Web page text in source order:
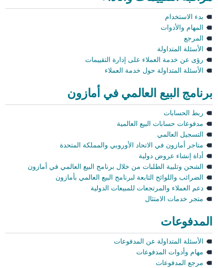
بدء الاستخدام
المهام والأدوات
المرجع
الأسئلة المتداولة
رؤى عن خدمة العملاء على إدارة التقييمات
الأسئلة المتداولة حول خدمة العملاء
برنامج البيع العالمي في أمازون
ربط الحسابات
مدفوعات حسابات البيع العالمية
التسجيل العالمي
متاجر أمازون في الاتحاد الأوروبي والمملكة المتحدة
أداة إنشاء عروض دولية
الشحن وتلبية الطلبات من خلال برنامج البيع العالمي في أمازون
الضرائب واللوائح التابعة لبرنامج البيع العالمي بأمازون
دعم العملاء والمرتجعات للمبيعات الدولية
متجر خدمات الامتثال
المدفوعات
الأسئلة المتداولة عن المدفوعات
مهام وأدوات المدفوعات
مرجع المدفوعات